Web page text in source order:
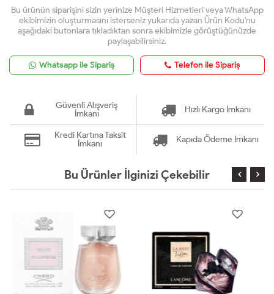
Bu ürünün siparişini sizin yerinize Müşteri Hizmetleri veya WhatsApp
ekibimizin oluşturmasını isterseniz yukarıda yazan Ürün Kodu'nu
aşağıdaki butonlara tıkladıktan sonra ekibimizle görüştüğünüzde
paylaşabilirsiniz.
Whatsapp ile Sipariş Telefon ile Sipariş
Güvenli Alışveriş
İmkanı
Hızlı Kargo İmkanı
Kredi Kartına Taksit
İmkanı
Kapıda Ödeme İmkanı
Bu Ürünler İlginizi Çekebilir